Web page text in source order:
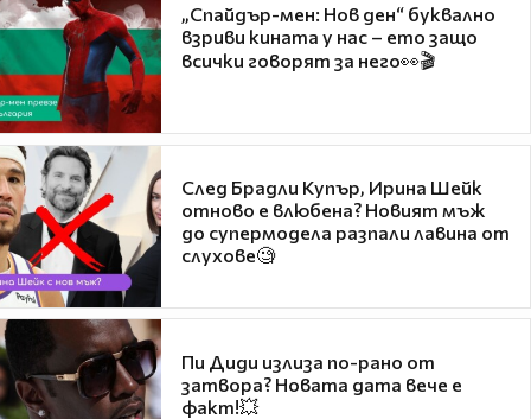
„Спайдър-мен: Нов ден“ буквално
взриви кината у нас – ето защо
всички говорят за него👀🎬
След Брадли Купър, Ирина Шейк
отново е влюбена? Новият мъж
до супермодела разпали лавина от
слухове🧐
Пи Диди излиза по-рано от
затвора? Новата дата вече е
факт!💥